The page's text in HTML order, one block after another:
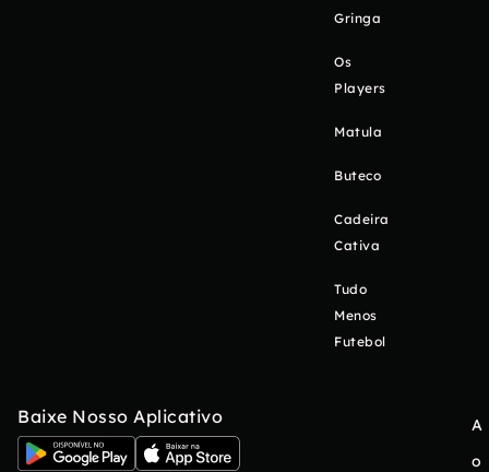
Gringa
Os
Players
Matula
Buteco
Cadeira
Cativa
Tudo
Menos
Futebol
Baixe Nosso Aplicativo
A
o